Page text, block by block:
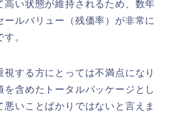
高い状態が維持されるため、数年
ールバリュー（残価率）が非常に
。
視する方にとっては不満点になり
を含めたトータルパッケージとし
悪いことばかりではないと言えま